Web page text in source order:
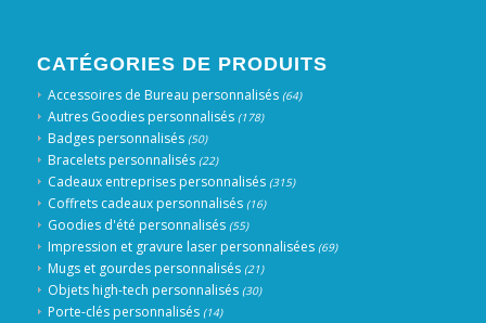
CATÉGORIES DE PRODUITS
Accessoires de Bureau personnalisés (64)
Autres Goodies personnalisés (178)
Badges personnalisés (50)
Bracelets personnalisés (22)
Cadeaux entreprises personnalisés (315)
Coffrets cadeaux personnalisés (16)
Goodies d'été personnalisés (55)
Impression et gravure laser personnalisées (69)
Mugs et gourdes personnalisés (21)
Objets high-tech personnalisés (30)
Porte-clés personnalisés (14)